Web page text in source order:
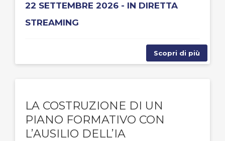
22 SETTEMBRE 2026 - IN DIRETTA
STREAMING
Scopri di più
LA COSTRUZIONE DI UN
PIANO FORMATIVO CON
L’AUSILIO DELL’IA